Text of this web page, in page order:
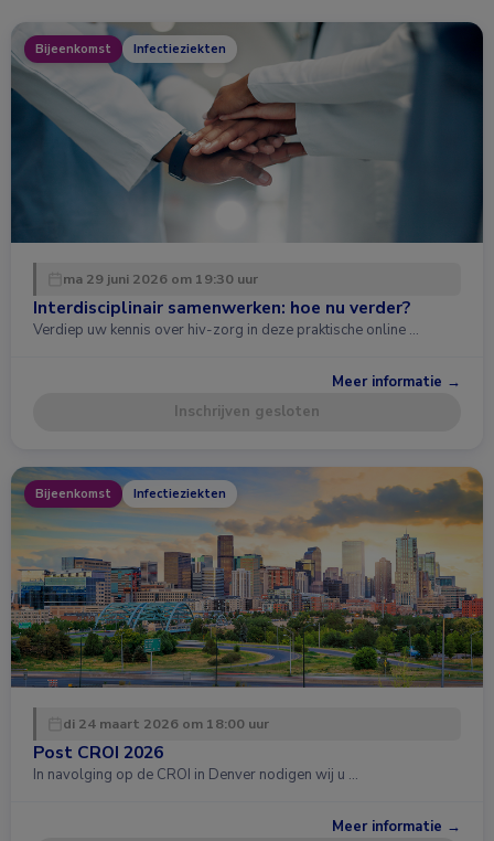
Bijeenkomst Infectieziekten
ma 29 juni 2026 om 19:30 uur
Interdisciplinair samenwerken: hoe nu verder?
Verdiep uw kennis over hiv-zorg in deze praktische online …
Meer informatie →
Inschrijven gesloten
Bijeenkomst Infectieziekten
di 24 maart 2026 om 18:00 uur
Post CROI 2026
In navolging op de CROI in Denver nodigen wij u …
Meer informatie →